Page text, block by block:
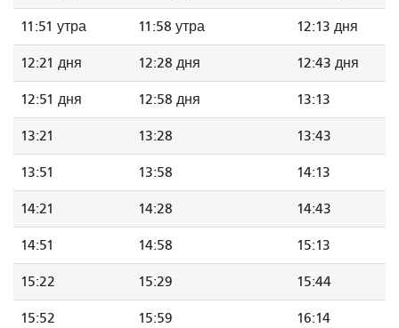
11:51 утра 11:58 утра 12:13 дня
12:21 дня 12:28 дня 12:43 дня
12:51 дня 12:58 дня 13:13
13:21 13:28 13:43
13:51 13:58 14:13
14:21 14:28 14:43
14:51 14:58 15:13
15:22 15:29 15:44
15:52 15:59 16:14